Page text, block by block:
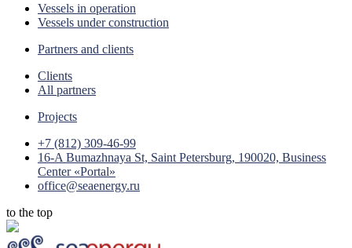
Vessels in operation
Vessels under construction
Partners and clients
Clients
All partners
Projects
+7 (812) 309-46-99
16-A Bumazhnaya St, Saint Petersburg, 190020, Business
Center «Portal»
office@seaenergy.ru
to the top